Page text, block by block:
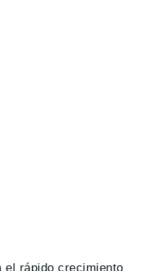
el rápido crecimiento